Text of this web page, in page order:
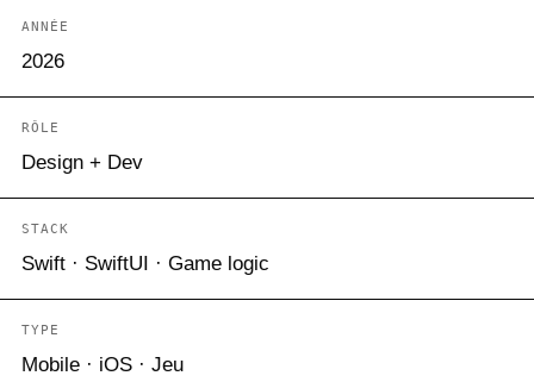
ANNÉE
2026
RÔLE
Design + Dev
STACK
Swift · SwiftUI · Game logic
TYPE
Mobile · iOS · Jeu